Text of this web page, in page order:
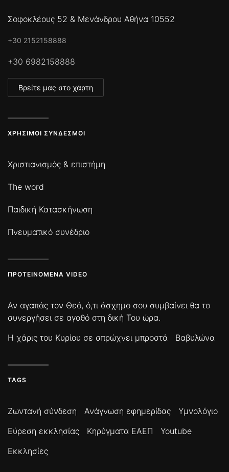
Σοφοκλέους 52 & Μενάνδρου Αθήνα 10552
+30 2152158888
+30 6982158888
Βρείτε μας στο χάρτη
ΧΡΉΣΙΜΟΙ ΣΎΝΔΕΣΜΟΙ
Χριστιανισμός & επιστήμη
The word
Παιδική Κατασκήνωση
Πνευματικό συνέδριο
ΠΡΟΤΕΙΝΌΜΕΝΑ VIDEO
Αν αγαπάς τον Θεό, ό,τι άσχημο σου συμβαίνει θα το
συνεργήσει σε αγαθό στη δική Του ώρα.
Η χάρις του Κυρίου σε σπρώχνει μπροστά
Βαβυλώνα
TAGS
Ζωντανή σύνδεση Ανάγνωση εφημερίδας
Υμνολόγιο
Εύρεση εκκλησίας
Κηρύγματα ΕΑΕΠ
Youtube
Εκκλησίες